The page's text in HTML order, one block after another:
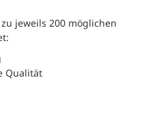
jeweils 200 möglichen
Qualität